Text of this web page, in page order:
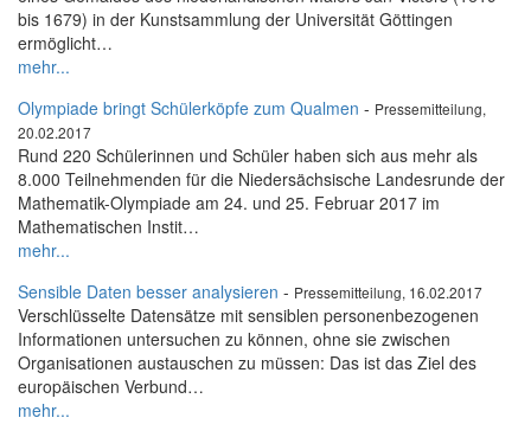
bis 1679) in der Kunstsammlung der Universität Göttingen
ermöglicht…
mehr...
Olympiade bringt Schülerköpfe zum Qualmen - Pressemitteilung,
20.02.2017
Rund 220 Schülerinnen und Schüler haben sich aus mehr als
8.000 Teilnehmenden für die Niedersächsische Landesrunde der
Mathematik-Olympiade am 24. und 25. Februar 2017 im
Mathematischen Instit…
mehr...
Sensible Daten besser analysieren - Pressemitteilung, 16.02.2017
Verschlüsselte Datensätze mit sensiblen personenbezogenen
Informationen untersuchen zu können, ohne sie zwischen
Organisationen austauschen zu müssen: Das ist das Ziel des
europäischen Verbund…
mehr...